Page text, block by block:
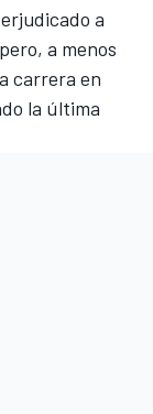
a
a menos
carrera en
la última